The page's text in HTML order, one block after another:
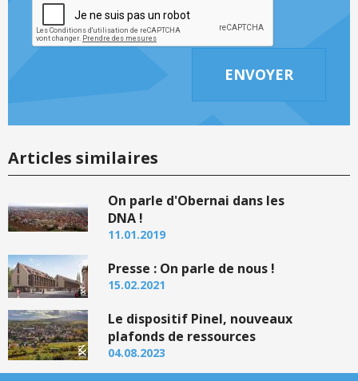
ENVOYER
Articles similaires
On parle d'Obernai dans les
DNA !
11.01.2019
Presse : On parle de nous !
15.02.2021
Le dispositif Pinel, nouveaux
plafonds de ressources
04.08.2023